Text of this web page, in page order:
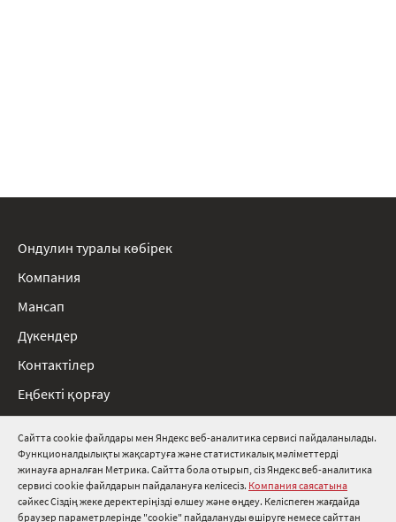
Сайтта cookie файлдары мен Яндекс веб-аналитика сервисі пайдаланылады.
Функционалдылықты жақсартуға және статистикалық мәліметтерді
жинауға арналған Метрика. Сайтта бола отырып, сіз Яндекс веб-аналитика
сервисі cookie файлдарын пайдалануға келісесіз. Компания саясатына
сәйкес Сіздің жеке деректеріңізді өлшеу және өңдеу. Келіспеген жағдайда
браузер параметрлерінде "cookie" пайдалануды өшіруге немесе сайттан
8 800 511 91 82
info@onduline.ru
Ресей Беларусь Қазақстан
Ондулин туралы көбірек
Компания
Мансап
Дүкендер
Контактілер
Еңбекті қорғау